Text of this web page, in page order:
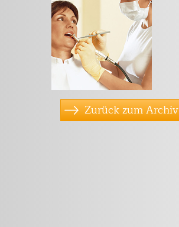
Zurück zum Archiv